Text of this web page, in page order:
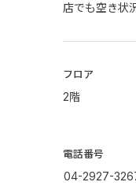
店でも空き状
​フロア
2階
電話番号
04-2927-